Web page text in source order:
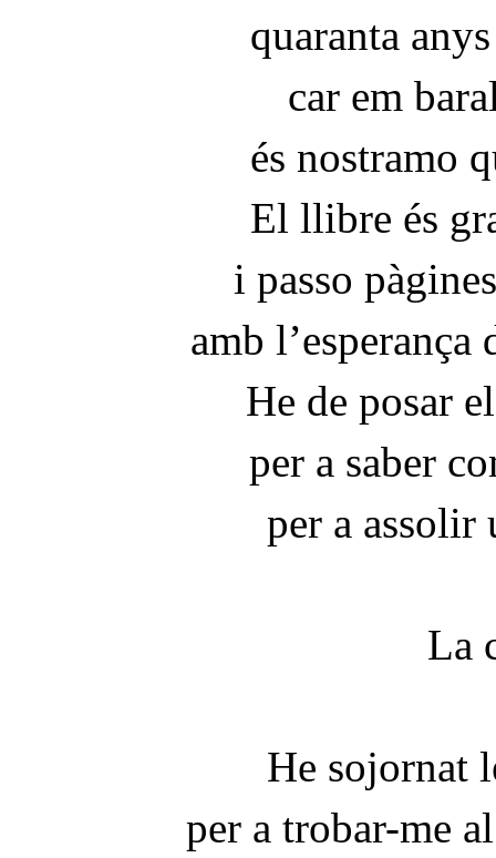
quaranta
car em
és nostramo
El llibre és
i passo
amb
He de posar
per a saber
per a assolir
La
He sojornat
per a trobar-me